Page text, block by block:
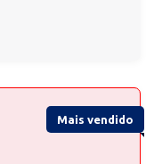
Mais vendido